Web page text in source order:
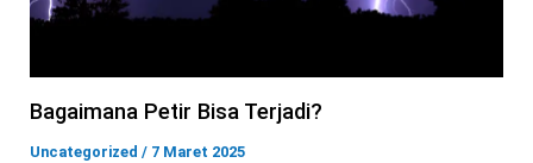
Bagaimana Petir Bisa Terjadi?
Uncategorized / 7 Maret 2025